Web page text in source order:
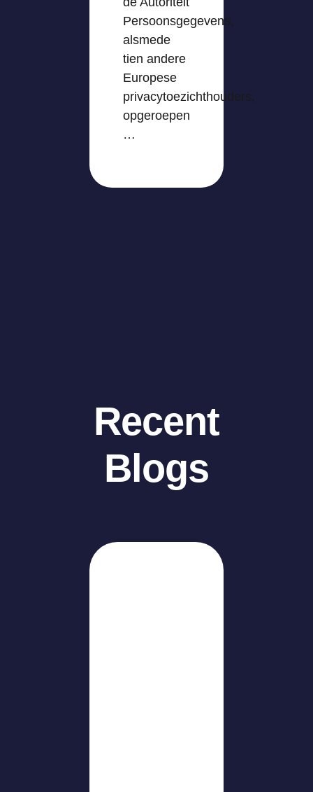
Persoonsgegevens,
alsmede
tien andere
Europese
privacytoezichthouders,
opgeroepen
…
Recent
Blogs